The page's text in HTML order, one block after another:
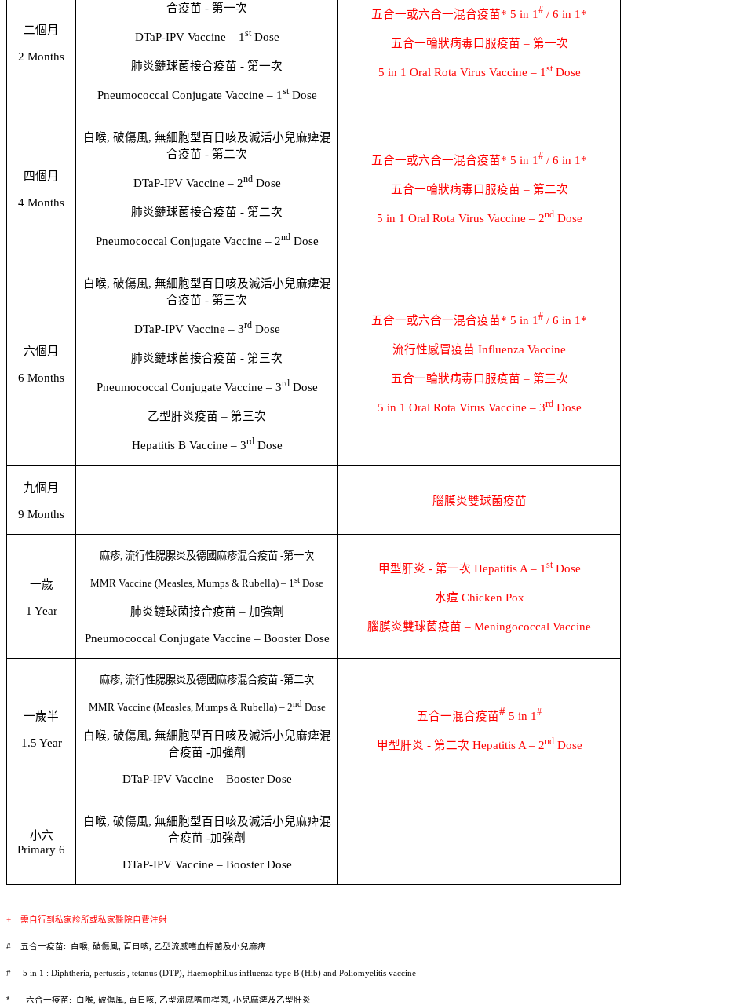
二個月
2 Months
合疫苗 - 第一次
DTaP-IPV Vaccine – 1 stDose
肺炎鏈球菌接合疫苗 - 第一次
Pneumococcal Conjugate Vaccine – 1 stDose
五合一或六合一混合疫苗* 5 in 1 # / 6 in 1*
五合一輪狀病毒口服疫苗 – 第一次
5 in 1 Oral Rota Virus Vaccine – 1 stDose
四個月
4 Months
白喉, 破傷風, 無細胞型百日咳及滅活小兒麻痺混
合疫苗 - 第二次
DTaP-IPV Vaccine – 2ndDose
肺炎鏈球菌接合疫苗 - 第二次
Pneumococcal Conjugate Vaccine – 2ndDose
五合一或六合一混合疫苗* 5 in 1 # / 6 in 1*
五合一輪狀病毒口服疫苗 – 第二次
5 in 1 Oral Rota Virus Vaccine – 2ndDose
六個月
6 Months
白喉, 破傷風, 無細胞型百日咳及滅活小兒麻痺混
合疫苗 - 第三次
DTaP-IPV Vaccine – 3rdDose
肺炎鏈球菌接合疫苗 - 第三次
Pneumococcal Conjugate Vaccine – 3rdDose
乙型肝炎疫苗 – 第三次
Hepatitis B Vaccine – 3rdDose
五合一或六合一混合疫苗* 5 in 1 # / 6 in 1*
流行性感冒疫苗 Influenza Vaccine
五合一輪狀病毒口服疫苗 – 第三次
5 in 1 Oral Rota Virus Vaccine – 3rdDose
九個月
9 Months
腦膜炎雙球菌疫苗
一歲
1 Year
麻疹 流行性腮腺炎及德國麻疹混合疫苗 -第一次
MMR Vaccine (Measles, Mumps & Rubella) – 1st Dose
肺炎鏈球菌接合疫苗 – 加強劑
Pneumococcal Conjugate Vaccine – Booster Dose
甲型肝炎 - 第一次 Hepatitis A – 1 stDose
水痘 Chicken Pox
腦膜炎雙球菌疫苗 – Meningococcal Vaccine
一歲半
1.5 Year
麻疹 流行性腮腺炎及德國麻疹混合疫苗 -第二次
MMR Vaccine (Measles, Mumps & Rubella) – 2ndDose
白喉, 破傷風, 無細胞型百日咳及滅活小兒麻痺混
合疫苗 -加強劑
DTaP-IPV Vaccine – Booster Dose
五合一混合疫苗# 5 in 1#
甲型肝炎 - 第二次 Hepatitis A – 2ndDose
小六
Primary 6
白喉, 破傷風, 無細胞型百日咳及滅活小兒麻痺混
合疫苗 -加強劑
DTaP-IPV Vaccine – Booster Dose
+ 需自行到私家診所或私家醫院自費注射
# 五合一疫苗: 白喉 破傷風 百日咳 乙型流感嗜血桿菌及小兒麻痺
# 5 in 1 : Diphtheria, pertussis , tetanus (DTP), Haemophillus influenza type B (Hib) and Poliomyelitis vaccine
* 六合一疫苗: 白喉 破傷風 百日咳 乙型流感嗜血桿菌 小兒麻痺及乙型肝炎